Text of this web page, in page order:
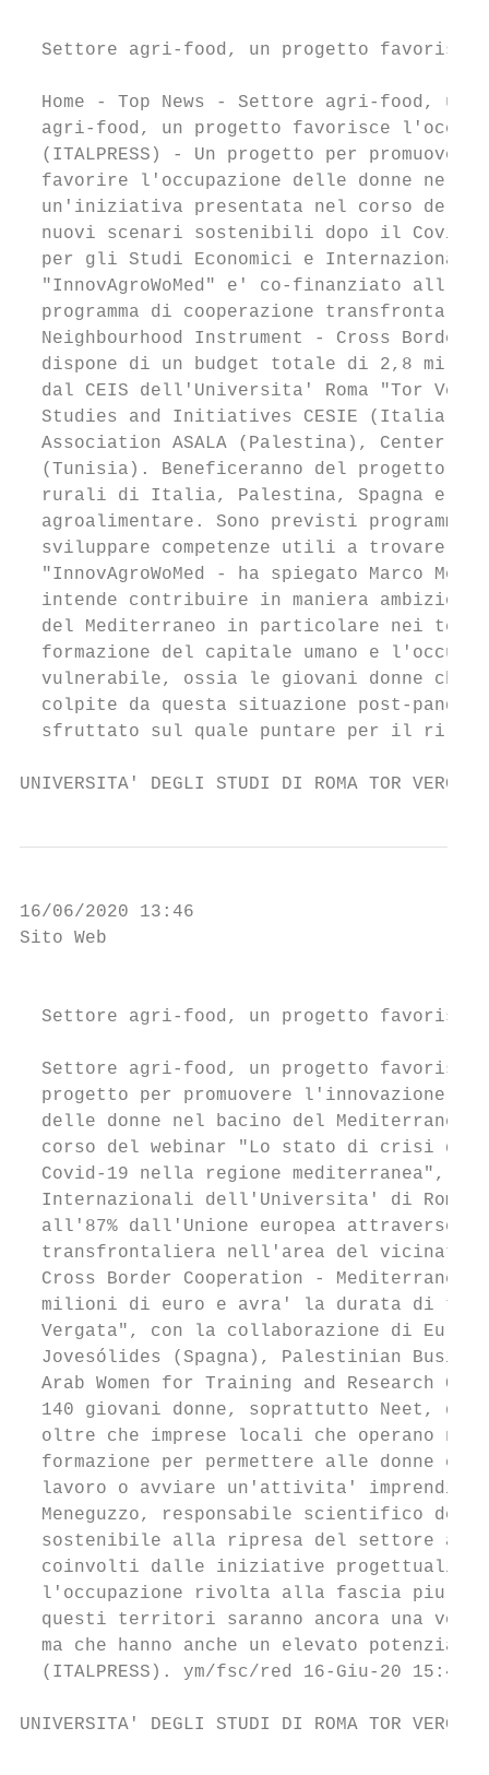
Settore agri-food, un progetto favorisce
Home - Top News - Settore agri-food, un
agri-food, un progetto favorisce
(ITALPRESS) - Un progetto per
favorire l'occupazione delle donne nel
un'iniziativa presentata nel corso del
nuovi scenari sostenibili dopo il
per gli Studi Economici e
"InnovAgroWoMed" e' co-finanziato
programma di cooperazione
Neighbourhood Instrument - Cross Border
dispone di un budget totale di 2,8
dal CEIS dell'Universita' Roma "Tor
Studies and Initiatives CESIE (Italia),
Association ASALA (Palestina), Center
(Tunisia). Beneficeranno del progetto
rurali di Italia, Palestina, Spagna e
agroalimentare. Sono previsti programmi
sviluppare competenze utili a trovare
"InnovAgroWoMed - ha spiegato Marco
intende contribuire in maniera
del Mediterraneo in particolare nei
formazione del capitale umano e
vulnerabile, ossia le giovani donne che
colpite da questa situazione post-
sfruttato sul quale puntare per il
UNIVERSITA' DEGLI STUDI DI ROMA TOR
16/06/2020 13:46
Sito Web                                     Il
Settore agri-food, un progetto favorisce
Settore agri-food, un progetto
progetto per promuovere l'innovazione
delle donne nel bacino del
corso del webinar "Lo stato di crisi
Covid-19 nella regione mediterranea",
Internazionali dell'Universita' di Roma
all'87% dall'Unione europea attraverso
transfrontaliera nell'area del vicinato
Cross Border Cooperation -
milioni di euro e avra' la durata di
Vergata", con la collaborazione di
Jovesólides (Spagna), Palestinian
Arab Women for Training and Research
140 giovani donne, soprattutto Neet,
oltre che imprese locali che operano
formazione per permettere alle donne
lavoro o avviare un'attivita'
Meneguzzo, responsabile scientifico del
sostenibile alla ripresa del settore
coinvolti dalle iniziative progettuali,
l'occupazione rivolta alla fascia piu'
questi territori saranno ancora una
ma che hanno anche un elevato
  (ITALPRESS). ym/fsc/red 16-Giu-20 15:46
UNIVERSITA' DEGLI STUDI DI ROMA TOR